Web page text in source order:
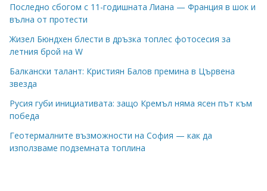
Последно сбогом с 11-годишната Лиана — Франция в шок и
вълна от протести
Жизел Бюндхен блести в дръзка топлес фотосесия за
летния брой на W
Балкански талант: Кристиян Балов премина в Цървена
звезда
Русия губи инициативата: защо Кремъл няма ясен път към
победа
Геотермалните възможности на София — как да
използваме подземната топлина